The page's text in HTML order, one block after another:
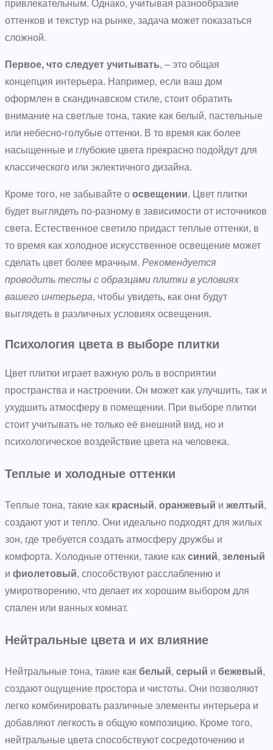
привлекательным. Однако, учитывая разнообразие
оттенков и текстур на рынке, задача может показаться
сложной.
Первое, что следует учитывать, – это общая
концепция интерьера. Например, если ваш дом
оформлен в скандинавском стиле, стоит обратить
внимание на светлые тона, такие как белый, пастельные
или небесно-голубые оттенки. В то время как более
насыщенные и глубокие цвета прекрасно подойдут для
классического или эклектичного дизайна.
Кроме того, не забывайте о освещении. Цвет плитки
будет выглядеть по-разному в зависимости от источников
света. Естественное светило придаст теплые оттенки, в
то время как холодное искусственное освещение может
сделать цвет более мрачным. Рекомендуется
проводить тесты с образцами плитки в условиях
вашего интерьера, чтобы увидеть, как они будут
выглядеть в различных условиях освещения.
Психология цвета в выборе плитки
Цвет плитки играет важную роль в восприятии
пространства и настроении. Он может как улучшить, так и
ухудшить атмосферу в помещении. При выборе плитки
стоит учитывать не только её внешний вид, но и
психологическое воздействие цвета на человека.
Теплые и холодные оттенки
Теплые тона, такие как красный, оранжевый и желтый,
создают уют и тепло. Они идеально подходят для жилых
зон, где требуется создать атмосферу дружбы и
комфорта. Холодные оттенки, такие как синий, зеленый
и фиолетовый, способствуют расслаблению и
умиротворению, что делает их хорошим выбором для
спален или ванных комнат.
Нейтральные цвета и их влияние
Нейтральные тона, такие как белый, серый и бежевый,
создают ощущение простора и чистоты. Они позволяют
легко комбинировать различные элементы интерьера и
добавляют легкость в общую композицию. Кроме того,
нейтральные цвета способствуют сосредоточению и